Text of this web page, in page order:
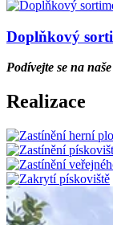
Doplňkový
Podívejte se na
Realizace